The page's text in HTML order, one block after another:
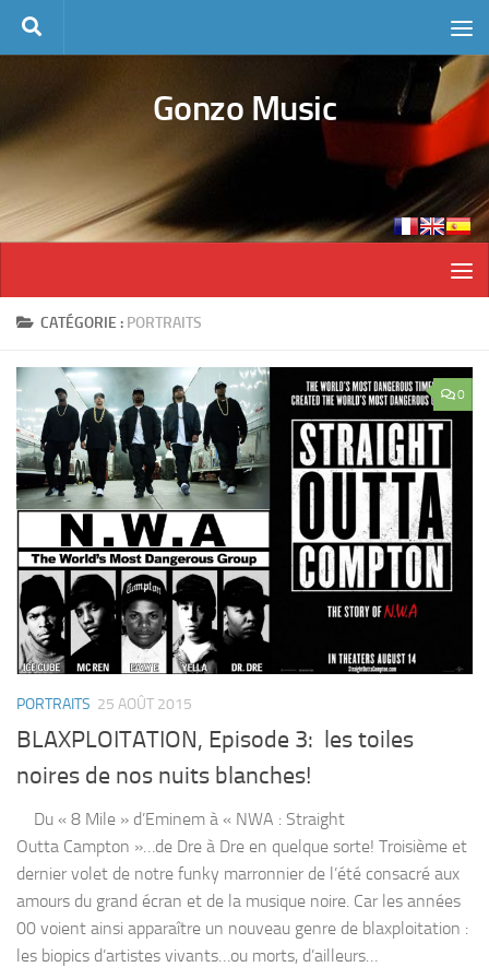
Skip to content
Gonzo Music
CATÉGORIE : PORTRAITS
0
PORTRAITS 25 AOÛT 2015
BLAXPLOITATION, Episode 3: les toiles
noires de nos nuits blanches!
Du « 8 Mile » d’Eminem à « NWA : Straight
Outta Campton »…de Dre à Dre en quelque sorte! Troisième et
dernier volet de notre funky marronnier de l’été consacré aux
amours du grand écran et de la musique noire. Car les années
00 voient ainsi apparaître un nouveau genre de blaxploitation :
les biopics d’artistes vivants…ou morts, d’ailleurs…